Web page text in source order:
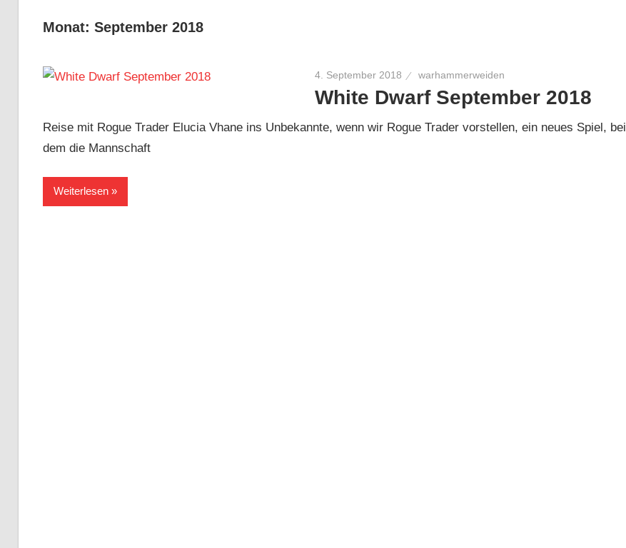
Tabletop
Spiele
Shop
Weiden
Monat: September 2018
4. September 2018 warhammerweiden
White Dwarf September 2018
Reise mit Rogue Trader Elucia Vhane ins Unbekannte, wenn wir Rogue Trader vorstellen, ein neues Spiel, bei
dem die Mannschaft
Weiterlesen